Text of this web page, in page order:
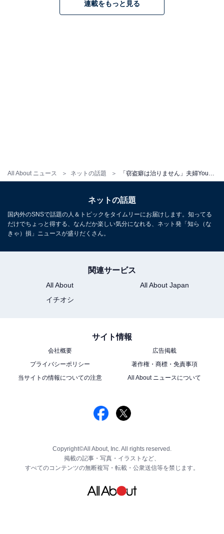
All About ニュース ネットの話題
連載をもっと見る
ネットの話題
国内外のSNSで話題の人＆トピックをタイムリーにお届けします。知ってる
だけでちょっと得する、なんだか楽しい気分になれる、ネット発「知ら（な
きゃ）損」ニュースが盛りだくさん。
関連サービス
All About
All About Japan
イチオシ
サイト情報
会社概要
広告掲載
プライバシーポリシー
著作権・商標・免責事項
当サイトの情報についての注意
All About ニュースについて
Copyright©All About, Inc. All rights reserved.
掲載の記事・写真・イラストなど、
すべてのコンテンツの無断複写・転載・公衆送信等を禁じます。